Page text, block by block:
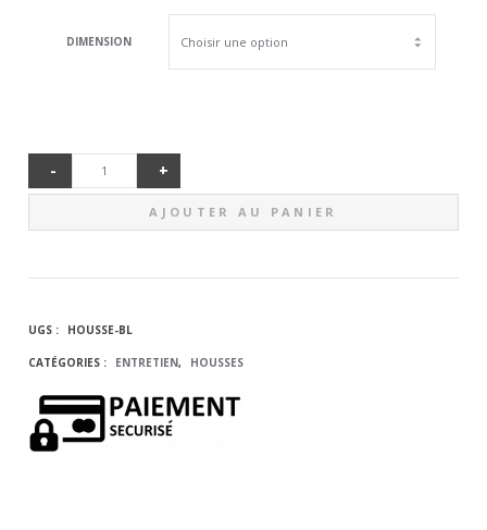
DIMENSION
- QUANTITÉ
DE HOUSSE
BILLARD
+
AJOUTER AU PANIER
UGS : HOUSSE-BL
CATÉGORIES : ENTRETIEN, HOUSSES